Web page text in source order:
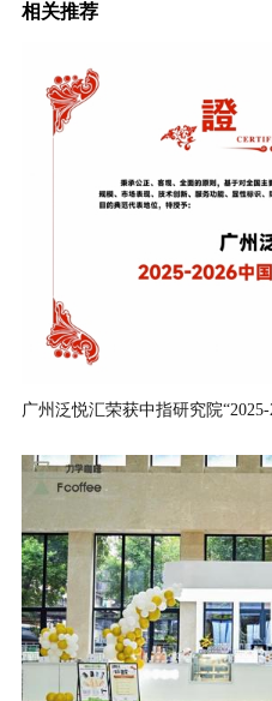
相关推荐
广州泛悦汇荣获中指研究院